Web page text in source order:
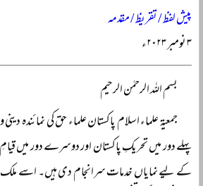
پیش لفظ / تقریظ / مقدمہ
۳ نومبر ۲۰۲۳ء
بسم اللہ الرحمٰن الرحیم
جمعیۃ علماء اسلام پاکستان علماء حق کی
پہلے دور میں تحریکِ پاکستان اور دوسرے دور میں
کے لیے نمایاں خدمات سرانجام دی ہیں۔ اسے ملک